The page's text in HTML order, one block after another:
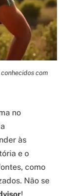
com
no
às
e o
como
Não se